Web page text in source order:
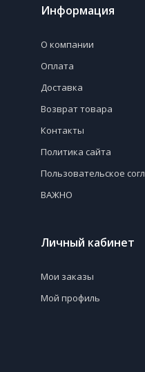
Информация
О компании
Оплата
Доставка
Возврат товара
Контакты
Политика сайта
Пользовательское
ВАЖНО
Личный кабинет
Мои заказы
Мой профиль